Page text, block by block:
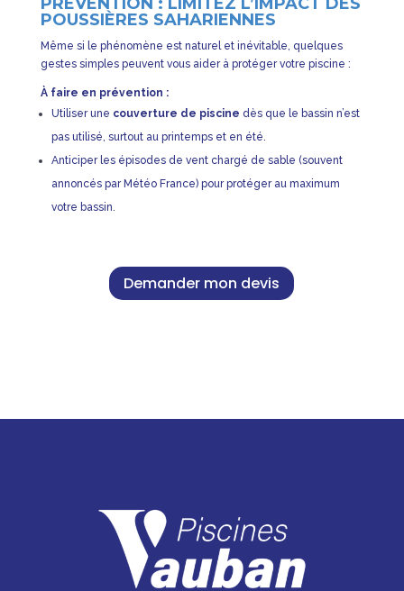
POUSSIÈRES SAHARIENNES
Même si le phénomène est naturel et inévitable, quelques
gestes simples peuvent vous aider à protéger votre piscine :
À faire en prévention :
Utiliser une couverture de piscine dès que le bassin n’est
pas utilisé, surtout au printemps et en été.
Anticiper les épisodes de vent chargé de sable (souvent
annoncés par Météo France) pour protéger au maximum
votre bassin.
Demander mon devis